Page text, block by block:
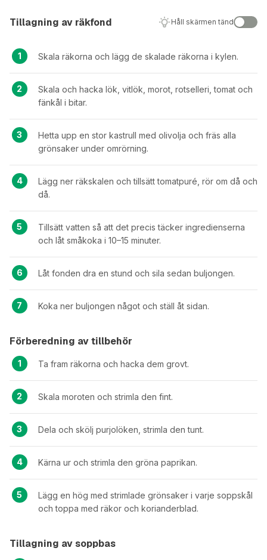
Tillagning av räkfond Håll skärmen tänd
Skala räkorna och lägg de skalade räkorna i kylen.
Skala och hacka lök, vitlök, morot, rotselleri, tomat och
fänkål i bitar.
Hetta upp en stor kastrull med olivolja och fräs alla
grönsaker under omrörning.
Lägg ner räkskalen och tillsätt tomatpuré, rör om då och
då.
Tillsätt vatten så att det precis täcker ingredienserna
och låt småkoka i 10–15 minuter.
Låt fonden dra en stund och sila sedan buljongen.
Koka ner buljongen något och ställ åt sidan.
Förberedning av tillbehör
Ta fram räkorna och hacka dem grovt.
Skala moroten och strimla den fint.
Dela och skölj purjolöken, strimla den tunt.
Kärna ur och strimla den gröna paprikan.
Lägg en hög med strimlade grönsaker i varje soppskål
och toppa med räkor och korianderblad.
Tillagning av soppbas